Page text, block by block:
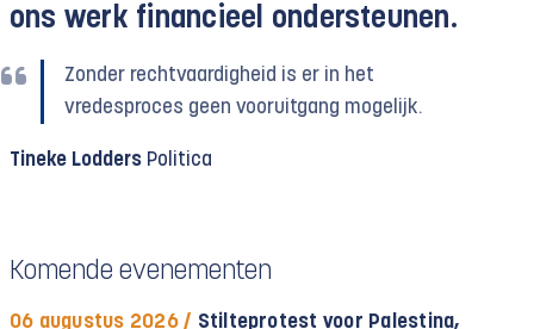
ons werk financieel ondersteunen.
Zonder rechtvaardigheid is er in het
vredesproces geen vooruitgang mogelijk.
Tineke Lodders Politica
Komende evenementen
06 augustus 2026 / Stilteprotest voor Palestina,